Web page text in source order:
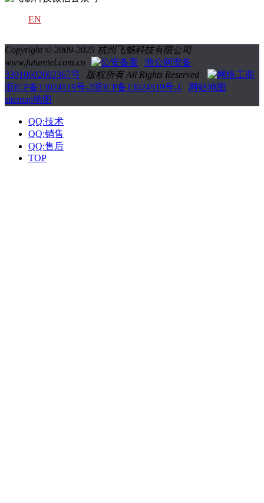
EN
Copyright © 2009-2025 杭州飞畅科技有限公司
www.futuretel.com.cn
浙公网安备
33010602002367号
版权所有 All Rights Reserved
浙ICP备13024519号-2浙ICP备13024519号-1
网站地图
sitemap地图
QQ:技术
QQ:销售
QQ:售后
TOP